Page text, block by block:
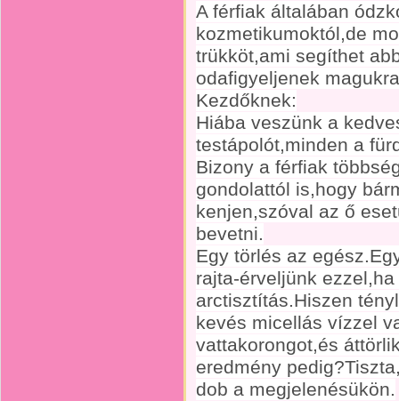
A férfiak általában
kozmetikumoktól,de
trükköt,ami segíthet
odafigyeljenek
Kezdőknek:
Hiába veszünk a
testápolót,minden a
Bizony a férfiak
gondolattól is,hogy
kenjen,szóval az ő
bevetni.
Egy törlés az
rajta-érveljünk
arctisztítás.Hiszen
kevés micellás vízzel
vattakorongot,és
eredmény
dob a megjelenésükön.